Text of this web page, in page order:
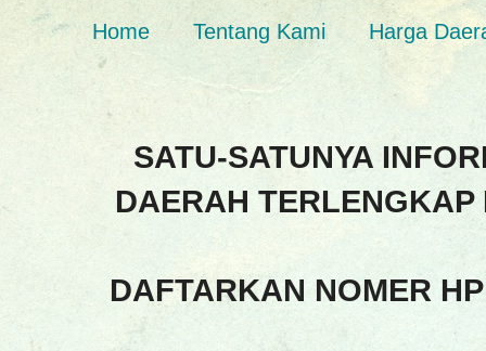
Home Tentang Kami Harga
SATU-SATUNYA
DAERAH TERLENGKAP
DAFTARKAN NOMER